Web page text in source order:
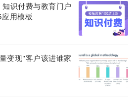
，能够帮助海屿恋将企业日常的营
现企业运营的数字化转型，包括
线互动以及数据的集中管理。同
官微名片小程序触达客户，将名
识付费与教育门户
用模板
变现"客户该进谁家